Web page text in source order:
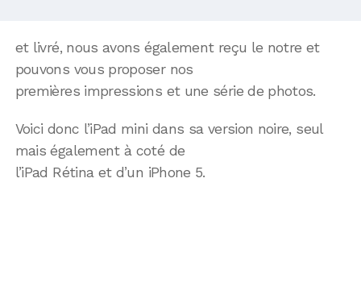
et livré, nous avons également reçu le notre et
pouvons vous proposer nos
premières impressions et une série de photos.
Voici donc l’iPad mini dans sa version noire, seul
mais également à coté de
l’iPad Rétina et d’un iPhone 5.